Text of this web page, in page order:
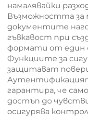
намалявайки
Възможността за
документите
гъвкавост при
формати от един
Функциите за
защитават
гарантира, че
достъп до
осигурява